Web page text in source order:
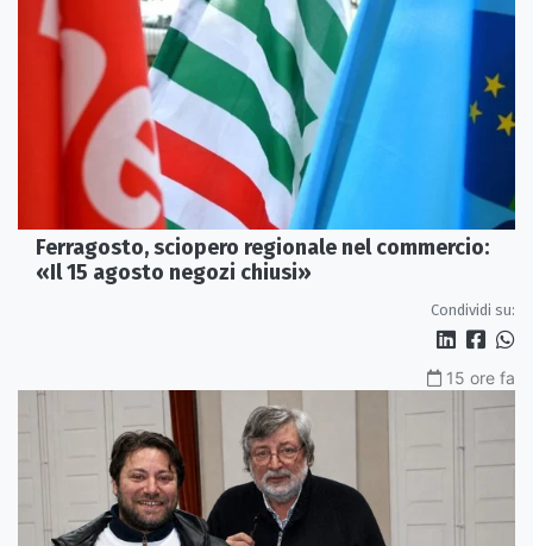
Ferragosto, sciopero regionale nel commercio:
«Il 15 agosto negozi chiusi»
Condividi su:
15 ore fa